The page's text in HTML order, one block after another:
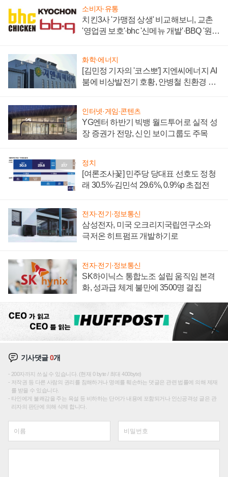
소비자·유통
치킨3사 '가맹점 상생' 비교해보니, 교촌
'영업권 보호'·bhc '신메뉴 개발'·BBQ '원가
화학·에너지
[김민정 기자의 '코스뽀'] 지엔씨에너지 AI
붐에 비상발전기 호황, 안병철 친환경 에
인터넷·게임·콘텐츠
YG엔터 하반기 빅뱅 월드투어로 실적 성
장 증권가 전망, 신인 보이그룹도 주목
정치
[여론조사꽃] 민주당 당대표 선호도 정청
래 30.5%·김민석 29.6%, 0.9%p 초접전
전자·전기·정보통신
삼성전자, 미국 오크리지국립연구소와
극저온 히트펌프 개발하기로
전자·전기·정보통신
SK하이닉스 통합노조 설립 움직임 본격
화, 성과급 체계 불만에 3500명 결집
기사댓글0개
200자까지 쓰실 수 있습니다. (현재 0 byte / 최대 400byte)
저작권 등 다른 사람의 권리를 침해하거나 명예를 훼손하는 댓글은 관련 법률에 의해 제재
를 받을 수 있습니다.
타인에게 불쾌감을 주는 욕설 등 비하하는 단어가 내용에 포함되거나 인신공격성 글은 관
리자의 판단에 의해 삭제 합니다.